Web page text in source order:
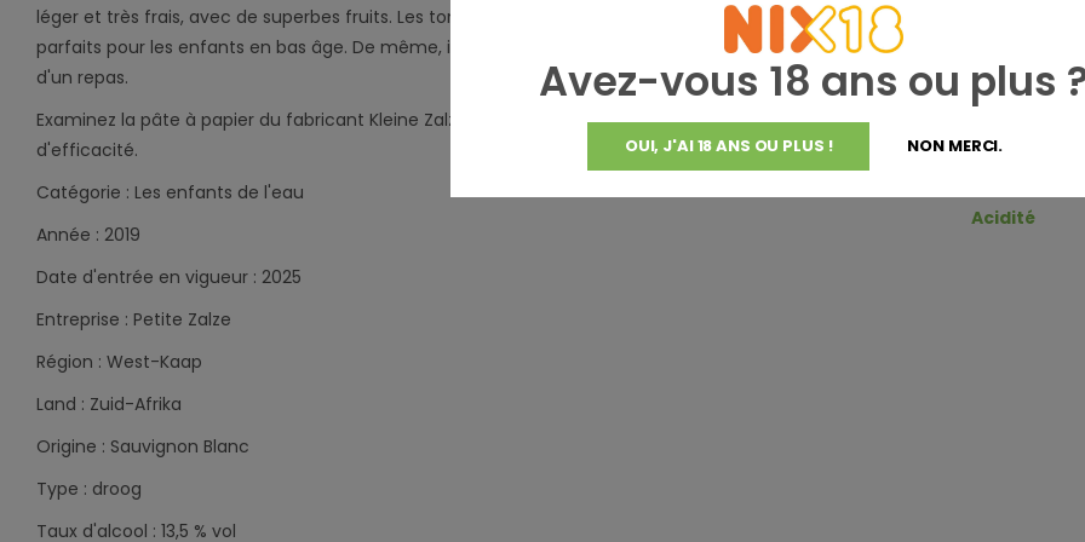
Avez-vous 18 ans ou plus
OUI, J'AI 18 ANS OU PLUS ! NON MERCI.
léger et très frais, avec de superbes fruits. Les tons tropicaux comme les tons gras sont
parfaits pour les enfants en bas âge. De même, ils peuvent être utilisés dans le cadre
d'un repas.
Examinez la pâte à papier du fabricant Kleine Zalze à l'aune des critères de visibilité et
d'efficacité.
Catégorie : Les enfants de l'eau
Année : 2019
Date d'entrée en vigueur : 2025
Entreprise : Petite Zalze
Région : West-Kaap
Land : Zuid-Afrika
Origine : Sauvignon Blanc
Type : droog
Taux d'alcool : 13,5 % vol
Pays
Acidité